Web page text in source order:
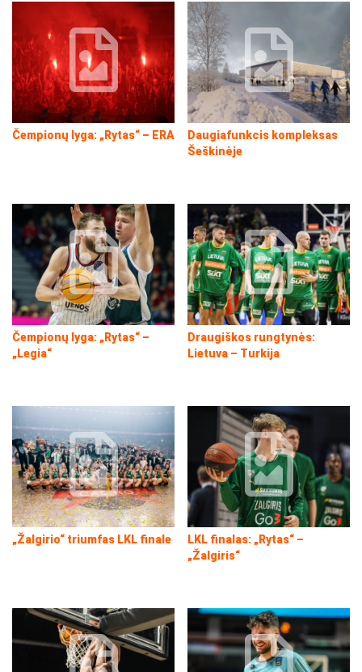
Čempionų lyga: „Rytas“ – ERA
Daugiafunkcis kompleksas
Šeškinėje
Čempionų lyga: „Rytas“ –
„Legia“
Draugiškos rungtynės:
Lietuva – Turkija
„Žalgirio“ triumfas LKL finale
LKL finalas: „Rytas“ –
„Žalgiris“